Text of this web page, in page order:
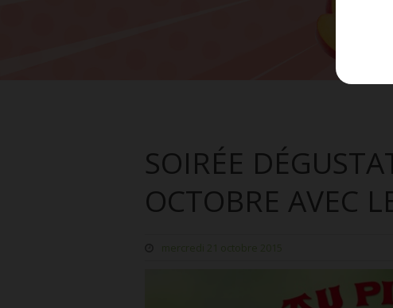
SOIRÉE
OCTOBRE AVEC
mercredi 21 octobre 2015